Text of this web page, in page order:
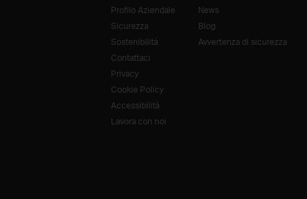
Profilo Aziendale
Sicurezza
Sostenibilità
Contattaci
Privacy
Cookie Policy
Accessibilità
Lavora con noi
News
Blog
Avvertenza di sicurezza